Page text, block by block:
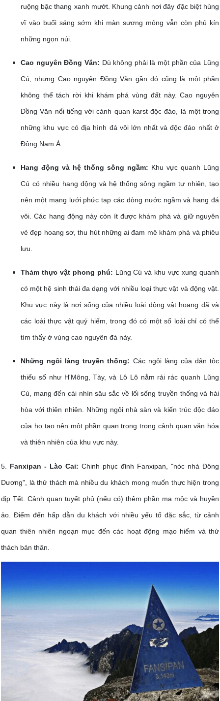
ruộng bậc thang xanh mướt. Khung cảnh nơi đây đặc biệt hùng
vĩ vào buổi sáng sớm khi màn sương mỏng vẫn còn phủ kín
những ngọn núi.
Cao nguyên Đồng Văn: Dù không phải là một phần của Lũng
Cú, nhưng Cao nguyên Đồng Văn gần đó cũng là một phần
không thể tách rời khi khám phá vùng đất này. Cao nguyên
Đồng Văn nổi tiếng với cảnh quan karst độc đáo, là một trong
những khu vực có địa hình đá vôi lớn nhất và độc đáo nhất ở
Đông Nam Á.
Hang động và hệ thống sông ngầm: Khu vực quanh Lũng
Cú có nhiều hang động và hệ thống sông ngầm tự nhiên, tạo
nên một mạng lưới phức tạp các dòng nước ngầm và hang đá
vôi. Các hang động này còn ít được khám phá và giữ nguyên
vẻ đẹp hoang sơ, thu hút những ai đam mê khám phá và phiêu
lưu.
Thảm thực vật phong phú: Lũng Cú và khu vực xung quanh
có một hệ sinh thái đa dạng với nhiều loại thực vật và động vật.
Khu vực này là nơi sống của nhiều loài động vật hoang dã và
các loài thực vật quý hiếm, trong đó có một số loài chỉ có thể
tìm thấy ở vùng cao nguyên đá này.
Những ngôi làng truyền thống: Các ngôi làng của dân tộc
thiểu số như H'Mông, Tày, và Lô Lô nằm rải rác quanh Lũng
Cú, mang đến cái nhìn sâu sắc về lối sống truyền thống và hài
hòa với thiên nhiên. Những ngôi nhà sàn và kiến trúc độc đáo
của họ tạo nên một phần quan trọng trong cảnh quan văn hóa
và thiên nhiên của khu vực này.
5. Fanxipan - Lào Cai: Chinh phục đỉnh Fanxipan, "nóc nhà Đông
Dương", là thử thách mà nhiều du khách mong muốn thực hiện trong
dịp Tết. Cảnh quan tuyết phủ (nếu có) thêm phần ma mộc và huyền
ảo. Điểm đến hấp dẫn du khách với nhiều yếu tố đặc sắc, từ cảnh
quan thiên nhiên ngoạn mục đến các hoạt động mạo hiểm và thử
thách bản thân.